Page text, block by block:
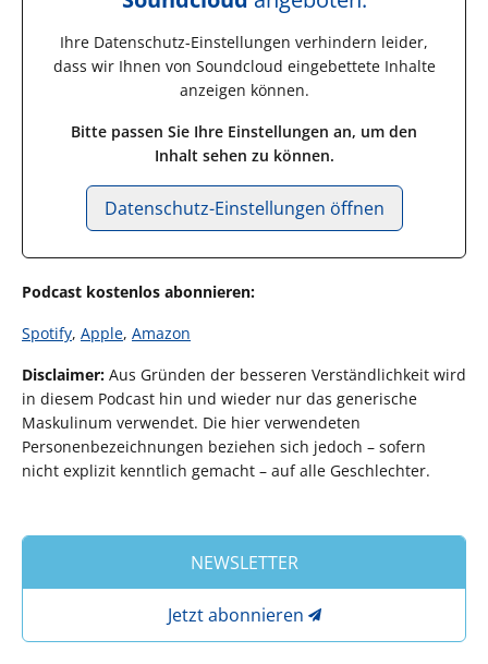
Ihre Datenschutz-Einstellungen verhindern leider,
dass wir Ihnen von Soundcloud eingebettete Inhalte
anzeigen können.
Bitte passen Sie Ihre Einstellungen an, um den
Inhalt sehen zu können.
Datenschutz-Einstellungen öffnen
Podcast kostenlos abonnieren:
Spotify, Apple, Amazon
Disclaimer: Aus Gründen der besseren Verständlichkeit wird
in diesem Podcast hin und wieder nur das generische
Maskulinum verwendet. Die hier verwendeten
Personenbezeichnungen beziehen sich jedoch – sofern
nicht explizit kenntlich gemacht – auf alle Geschlechter.
NEWSLETTER
Jetzt abonnieren